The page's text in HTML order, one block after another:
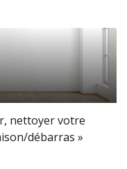
nettoyer votre
débarras »